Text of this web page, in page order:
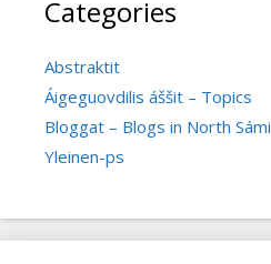
Categories
Abstraktit
Áigeguovdilis áššit – Topics
Bloggat – Blogs in North Sámi
Yleinen-ps